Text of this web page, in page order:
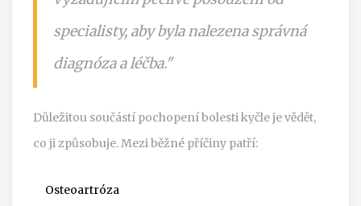
specialisty, aby byla nalezena správná
diagnóza a léčba."
Důležitou součástí pochopení bolesti kyčle je vědět,
co ji způsobuje. Mezi běžné příčiny patří:
Osteoartróza